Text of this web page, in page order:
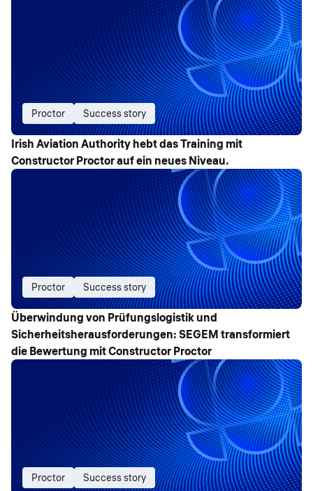
Proctor Success story
Irish Aviation Authority hebt das Training mit
Constructor Proctor auf ein neues Niveau.
Proctor Success story
Überwindung von Prüfungslogistik und
Sicherheitsherausforderungen: SEGEM transformiert
die Bewertung mit Constructor Proctor
Proctor Success story